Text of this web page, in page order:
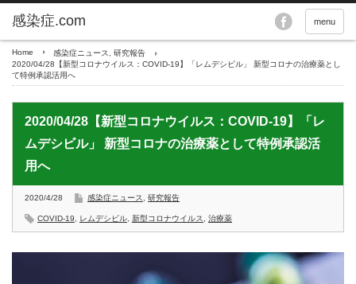
menu
Home 感染症ニュース
研究報告
2020/04/28【新型コロナウイルス：COVID-19】「レムデシビル」 新型コロナの治療薬とし
て特例承認活用へ
2020/04/28【新型コロナウイルス：COVID-19】「レ
ムデシビル」 新型コロナの治療薬として特例承認活
用へ
2020/4/28 感染症ニュース 研究報告
COVID-19 レムデシビル 新型コロナウイルス 治療薬